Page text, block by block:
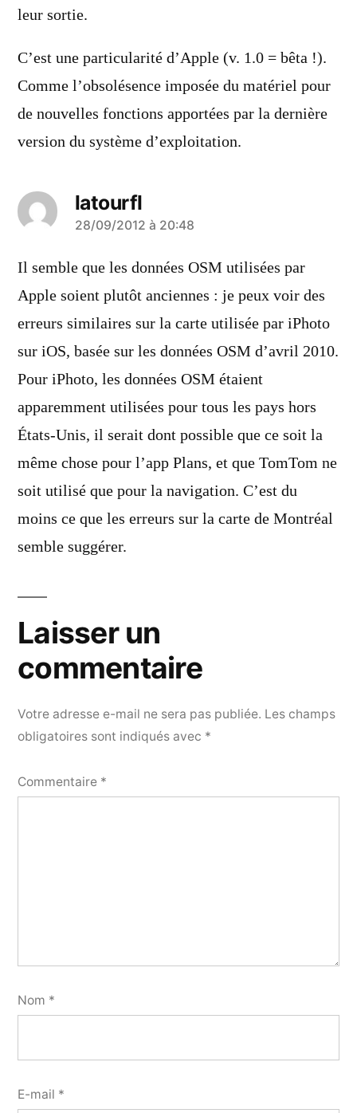
leur sortie.
C’est une particularité d’Apple (v. 1.0 = bêta !).
Comme l’obsolésence imposée du matériel pour
de nouvelles fonctions apportées par la dernière
version du système d’exploitation.
latourfl
a
dit :
28/09/2012 à 20:48
Il semble que les données OSM utilisées par
Apple soient plutôt anciennes : je peux voir des
erreurs similaires sur la carte utilisée par iPhoto
sur iOS, basée sur les données OSM d’avril 2010.
Pour iPhoto, les données OSM étaient
apparemment utilisées pour tous les pays hors
États-Unis, il serait dont possible que ce soit la
même chose pour l’app Plans, et que TomTom ne
soit utilisé que pour la navigation. C’est du
moins ce que les erreurs sur la carte de Montréal
semble suggérer.
Laisser un
commentaire
Votre adresse e-mail ne sera pas publiée. Les champs
obligatoires sont indiqués avec *
Commentaire *
Nom *
E-mail *